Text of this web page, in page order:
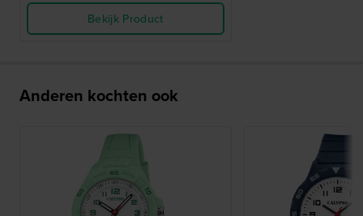
Bekijk Product
Anderen kochten ook